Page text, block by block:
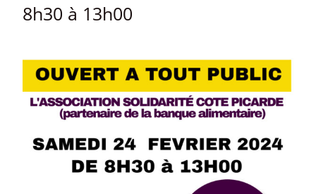
8h30 à 13h00